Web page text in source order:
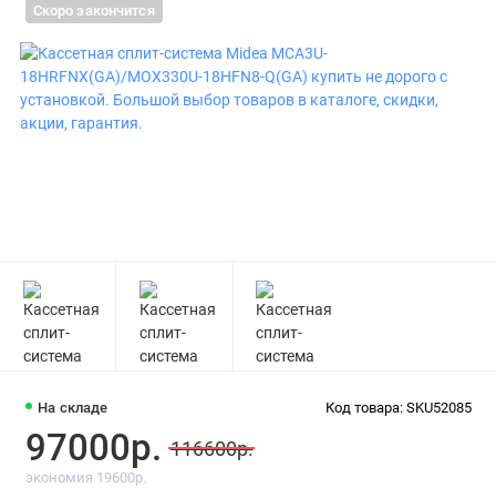
Скоро закончится
На складе Код товара: SKU52085
97000р. 116600р.
экономия 19600р.